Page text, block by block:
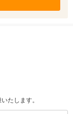
たします。